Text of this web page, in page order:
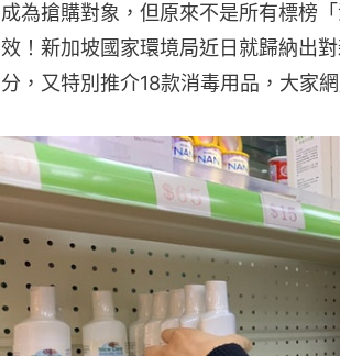
成為搶購對象，但原來不是所有標榜
效！新加坡國家環境局近日就歸納出
分，又特別推介18款消毒用品，大家